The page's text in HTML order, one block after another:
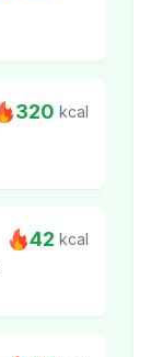
320 kcal
42 kcal